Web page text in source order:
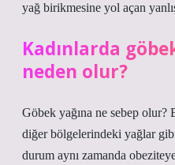
yağ birikmesine yol açan
Kadınlarda
neden olur?
Göbek yağına ne sebep olur?
diğer bölgelerindeki yağlar gibi
durum aynı zamanda